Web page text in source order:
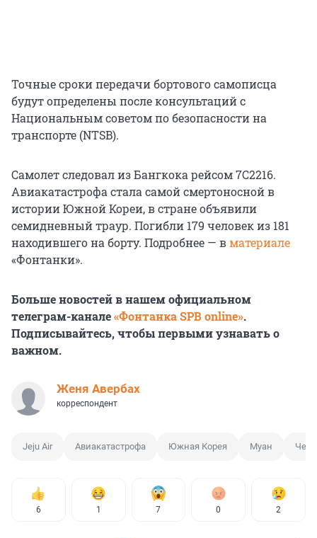
Точные сроки передачи бортового самописца
будут определены после консультаций с
Национальным советом по безопасности на
транспорте (NTSB).
Cамолет следовал из Бангкока рейсом 7C2216.
Авиакатастрофа стала самой смертоносной в
истории Южной Кореи, в стране объявили
семидневный траур. Погибли 179 человек из 181
находившего на борту. Подробнее — вматериале
«Фонтанки».
Больше новостей в нашем официальном
телеграм-канале«Фонтанка SPB online».
Подписывайтесь, чтобы первыми узнавать о
важном.
Женя Авербах
корреспондент
Jeju Air Авиакатастрофа Южная Корея Муан
6 1 7 0 2